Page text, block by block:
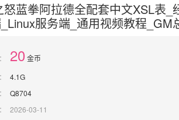
怒蓝拳阿拉德全配套中文XSL表
服务端_通用视频教程_GM
20金币
4.1G
Q8704
2026-03-11